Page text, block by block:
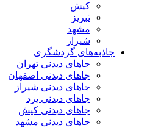
کیش
تبریز
مشهد
شیراز
جاذبه‌های گردشگری
جاهای دیدنی تهران
جاهای دیدنی اصفهان
جاهای دیدنی شیراز
جاهای دیدنی یزد
جاهای دیدنی کیش
جاهای دیدنی مشهد